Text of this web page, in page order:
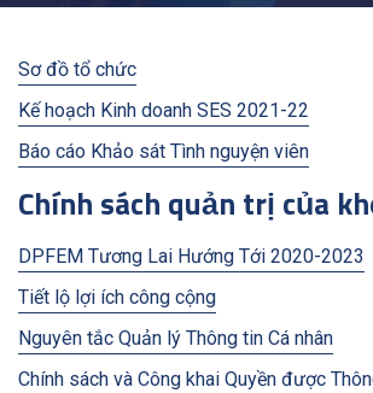
Sơ đồ tổ chức
Kế hoạch Kinh doanh SES 2021-22
Báo cáo Khảo sát Tình nguyện viên
Chính sách quản trị của
DPFEM Tương Lai Hướng Tới 2020-2023
Tiết lộ lợi ích công cộng
Nguyên tắc Quản lý Thông tin Cá nhân
Chính sách và Công khai Quyền được